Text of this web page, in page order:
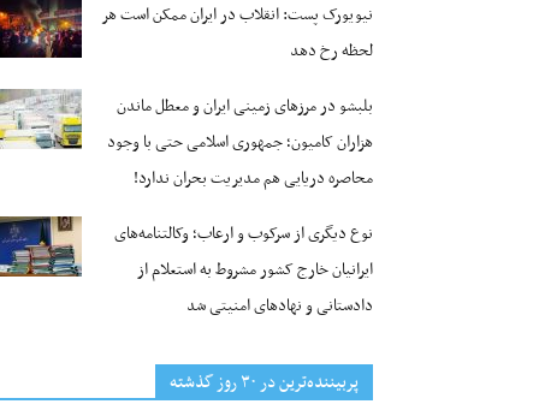
نیویورک پست: انقلاب در ایران ممکن است هر
لحظه رخ دهد
بلبشو در مرزهای زمینی ایران و معطل ماندن
هزاران کامیون؛ جمهوری اسلامی حتی با وجود
محاصره دریایی هم مدیریت بحران ندارد!
نوع دیگری از سرکوب و ارعاب؛ وکالتنامه‌های
ایرانیان خارج کشور مشروط به استعلام از
دادستانی و نهادهای امنیتی شد
پربیننده‌ترین‌ در ۳۰ روز گذشته